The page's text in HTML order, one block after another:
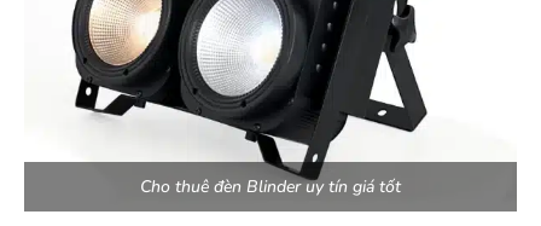
Cho thuê đèn Blinder uy tín giá tốt